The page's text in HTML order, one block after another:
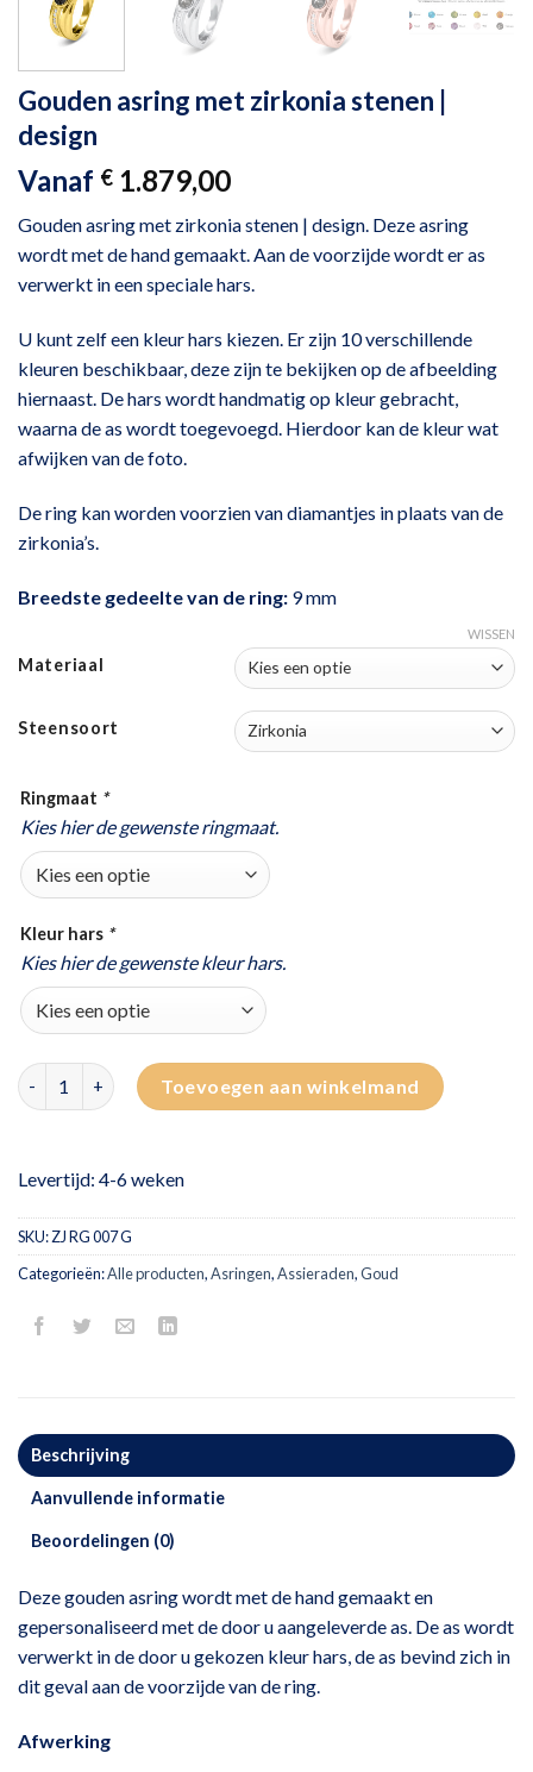
Gouden asring met zirkonia stenen |
design
Vanaf € 1.879,00
Gouden asring met zirkonia stenen | design. Deze asring
wordt met de hand gemaakt. Aan de voorzijde wordt er as
verwerkt in een speciale hars.
U kunt zelf een kleur hars kiezen. Er zijn 10 verschillende
kleuren beschikbaar, deze zijn te bekijken op de afbeelding
hiernaast. De hars wordt handmatig op kleur gebracht,
waarna de as wordt toegevoegd. Hierdoor kan de kleur wat
afwijken van de foto.
De ring kan worden voorzien van diamantjes in plaats van de
zirkonia’s.
Breedste gedeelte van de ring: 9 mm
Materiaal
Steensoort
WISSEN
Ringmaat *
Kies hier de gewenste ringmaat.
Kleur hars *
Kies hier de gewenste kleur hars.
Gouden asring met zirkonia stenen | design aantal
Toevoegen aan winkelmand
Levertijd: 4-6 weken
SKU:ZJ RG 007 G
Categorieën:Alle producten,Asringen,Assieraden,Goud
Beschrijving
Aanvullende informatie
Beoordelingen (0)
Deze gouden asring wordt met de hand gemaakt en
gepersonaliseerd met de door u aangeleverde as. De as wordt
verwerkt in de door u gekozen kleur hars, de as bevind zich in
dit geval aan de voorzijde van de ring.
Afwerking